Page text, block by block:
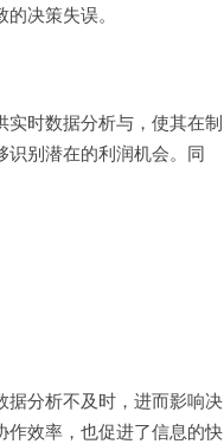
决策失误。
时数据分析与，使其在制
识别潜在的利润机会。同
据分析不及时，进而影响决
作效率，也促进了信息的快